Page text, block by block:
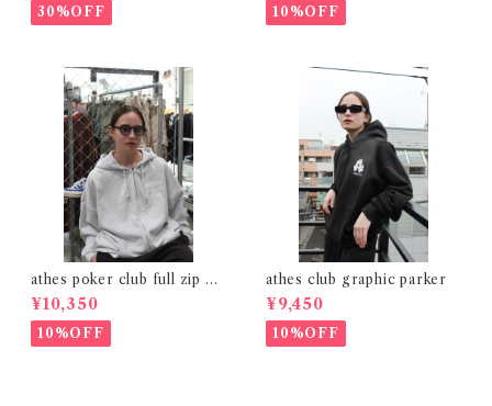
30%OFF 10%OFF
athes poker club full zip gr
ay
¥10,350
10%OFF
athes club graphic parker
¥9,450
10%OFF